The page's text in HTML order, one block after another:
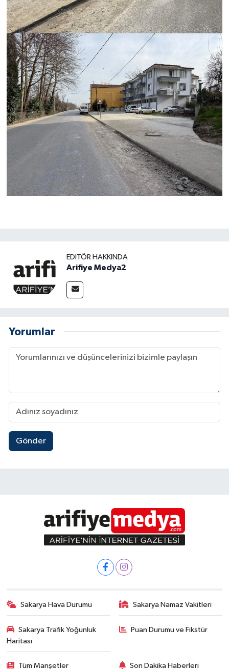
EDITÖR HAKKINDA
Arifiye Medya2
Yorumlar
Gönder
Sakarya Hava Durumu Sakarya Namaz Vakitleri
Sakarya Trafik Yoğunluk
Haritası
Puan Durumu ve Fikstür
Tüm Manşetler Son Dakika Haberleri